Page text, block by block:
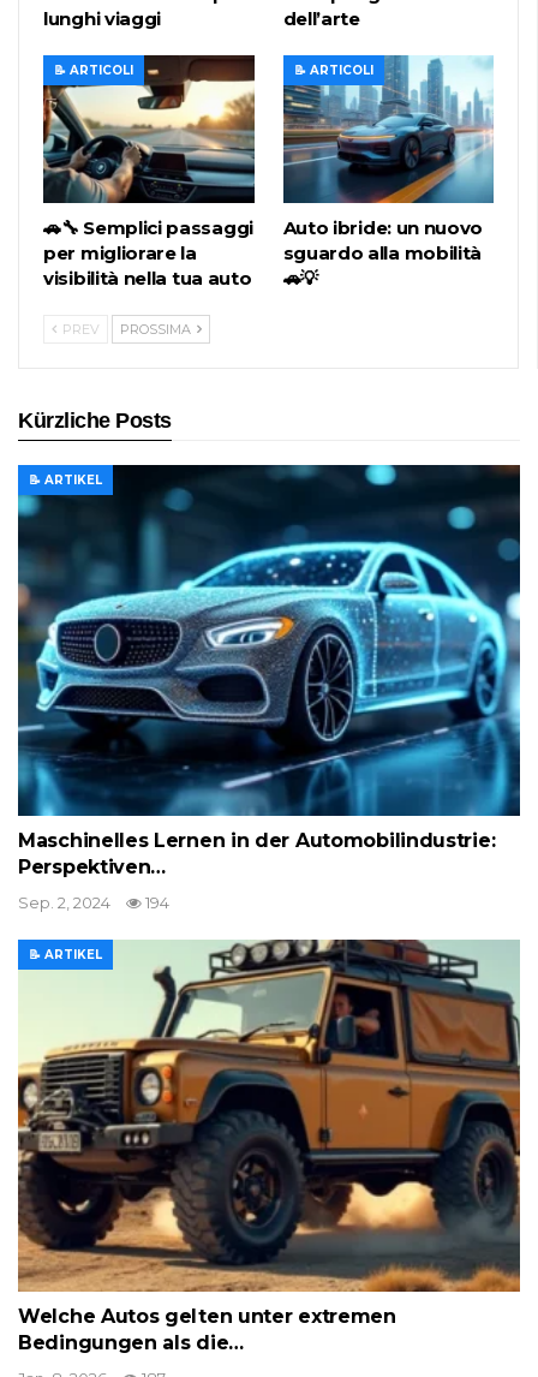
lunghi viaggi
dell’arte
📝 ARTICOLI
🚗🔧 Semplici passaggi
per migliorare la
visibilità nella tua auto
📝 ARTICOLI
Auto ibride: un nuovo
sguardo alla mobilità
🚗💡
PREV PROSSIMA
Kürzliche Posts
📝 ARTIKEL
Maschinelles Lernen in der Automobilindustrie:
Perspektiven…
Sep. 2, 2024 194
📝 ARTIKEL
Welche Autos gelten unter extremen
Bedingungen als die…